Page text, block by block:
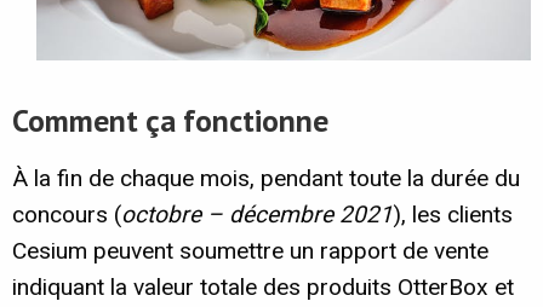
Comment ça fonctionne
À la fin de chaque mois, pendant toute la durée du
concours (octobre – décembre 2021), les clients
Cesium peuvent soumettre un rapport de vente
indiquant la valeur totale des produits OtterBox et